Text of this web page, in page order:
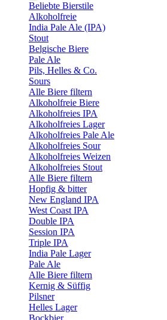
Beliebte Bierstile
Alkoholfreie
India Pale Ale (IPA)
Stout
Belgische Biere
Pale Ale
Pils, Helles & Co.
Sours
Alle Biere filtern
Alkoholfreie Biere
Alkoholfreies IPA
Alkoholfreies Lager
Alkoholfreies Pale Ale
Alkoholfreies Sour
Alkoholfreies Weizen
Alkoholfreies Stout
Alle Biere filtern
Hopfig & bitter
New England IPA
West Coast IPA
Double IPA
Session IPA
Triple IPA
India Pale Lager
Pale Ale
Alle Biere filtern
Kernig & Süffig
Pilsner
Helles Lager